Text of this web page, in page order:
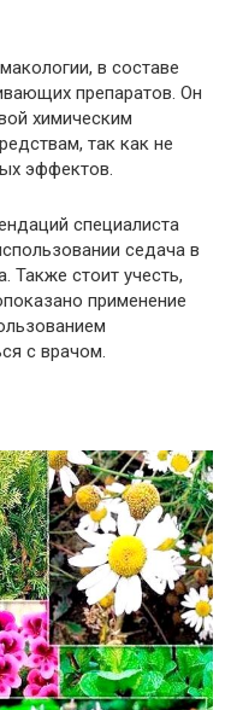
в составе
препаратов. Он
химическим
так как не
эффектов.
специалиста
седача в
Также стоит учесть,
применение
с врачом.